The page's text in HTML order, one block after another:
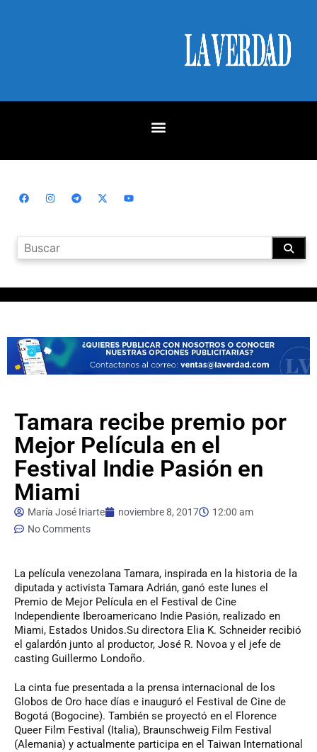
Tamara recibe premio por
Mejor Película en el
Festival Indie Pasión en
Miami
María José Iriarte noviembre 8, 2017
12:00 am
No Comments
La película venezolana Tamara, inspirada en la historia de la
diputada y activista Tamara Adrián, ganó este lunes el
Premio de Mejor Película en el Festival de Cine
Independiente Iberoamericano Indie Pasión, realizado en
Miami, Estados Unidos.Su directora Elia K. Schneider recibió
el galardón junto al productor, José R. Novoa y el jefe de
casting Guillermo Londoño.
La cinta fue presentada a la prensa internacional de los
Globos de Oro hace días e inauguró el Festival de Cine de
Bogotá (Bogocine). También se proyectó en el Florence
Queer Film Festival (Italia), Braunschweig Film Festival
(Alemania) y actualmente participa en el Taiwan International